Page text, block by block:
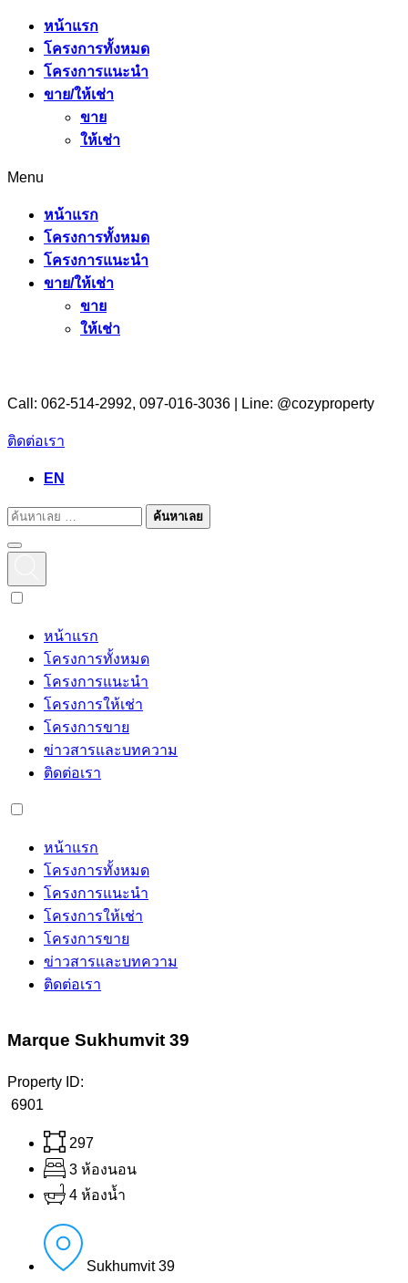
หน้าแรก
โครงการทั้งหมด
โครงการแนะนำ
ขาย/ให้เช่า
ขาย
ให้เช่า
Menu
หน้าแรก
โครงการทั้งหมด
โครงการแนะนำ
ขาย/ให้เช่า
ขาย
ให้เช่า
Call: 062-514-2992, 097-016-3036 | Line: @cozyproperty
ติดต่อเรา
EN
ค้นหาเลย
หน้าแรก
โครงการทั้งหมด
โครงการแนะนำ
โครงการให้เช่า
โครงการขาย
ข่าวสารและบทความ
ติดต่อเรา
หน้าแรก
โครงการทั้งหมด
โครงการแนะนำ
โครงการให้เช่า
โครงการขาย
ข่าวสารและบทความ
ติดต่อเรา
Marque Sukhumvit 39
Property ID:
6901
297
3 ห้องนอน
4 ห้องน้ำ
Sukhumvit 39